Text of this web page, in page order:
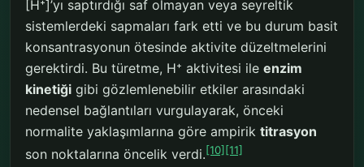
[H⁺]’yı saptırdığı saf olmayan veya seyreltik
sistemlerdeki sapmaları fark etti ve bu durum basit
konsantrasyonun ötesinde aktivite düzeltmelerini
gerektirdi. Bu türetme, H⁺ aktivitesi ile enzim
kinetiği gibi gözlemlenebilir etkiler arasındaki
nedensel bağlantıları vurgulayarak, önceki
normalite yaklaşımlarına göre ampirik titrasyon
son noktalarına öncelik verdi.[10] [11]